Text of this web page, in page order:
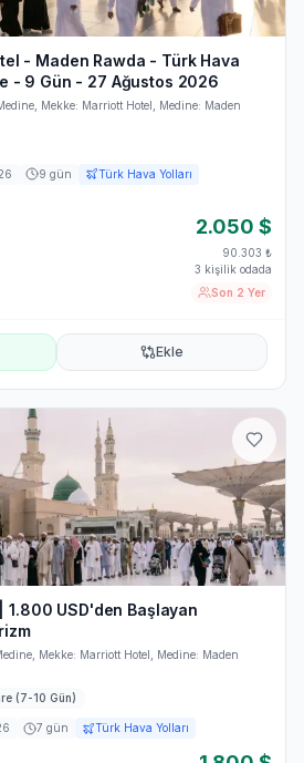
- Maden Rawda - Türk Hava
- 9 Gün - 27 Ağustos 2026
Mekke: Marriott Hotel, Medine: Maden
9 gün Türk Hava Yolları
2.050 $
90.303 ₺
3 kişilik odada
Son 2 Yer
Ekle
1.800 USD'den Başlayan
Mekke: Marriott Hotel, Medine: Maden
(7-10 Gün)
7 gün Türk Hava Yolları